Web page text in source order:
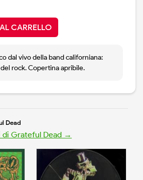
CARRELLO
dal vivo della band californiana:
rock. Copertina apribile.
Dead
Grateful Dead →